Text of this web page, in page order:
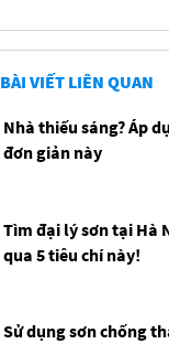
BÀI VIẾT LIÊN QUAN
Nhà thiếu sáng? Áp
đơn giản này
Tìm đại lý sơn tại Hà
qua 5 tiêu chí này!
Sử dụng sơn chống